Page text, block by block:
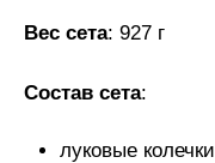
Вес сета: 927 г
Состав сета:
луковые колечки